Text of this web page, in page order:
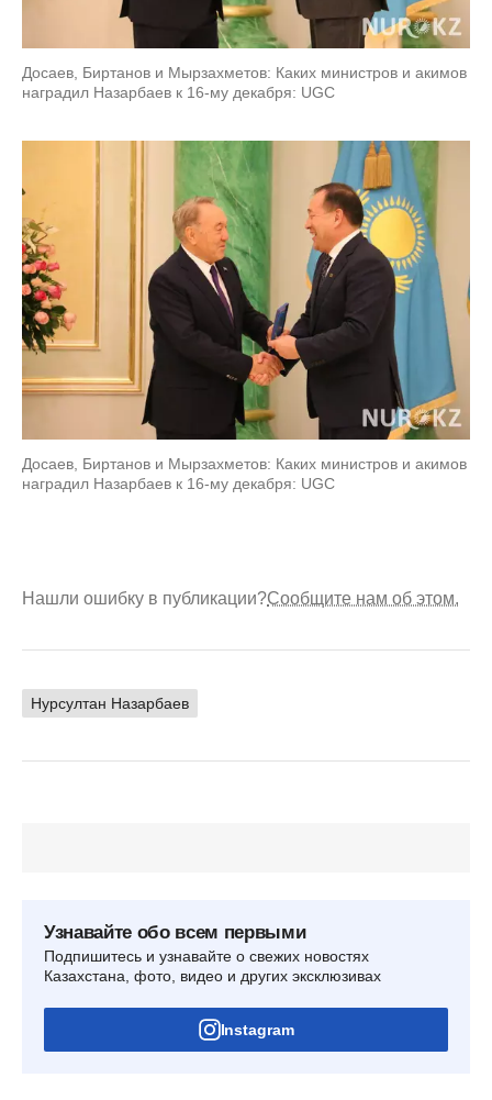
Досаев, Биртанов и Мырзахметов: Каких министров и акимов
наградил Назарбаев к 16-му декабря: UGC
Досаев, Биртанов и Мырзахметов: Каких министров и акимов
наградил Назарбаев к 16-му декабря: UGC
Нашли ошибку в публикации?Сообщите нам об этом.
Нурсултан Назарбаев
Узнавайте обо всем первыми
Подпишитесь и узнавайте о свежих новостях
Казахстана, фото, видео и других эксклюзивах
Instagram